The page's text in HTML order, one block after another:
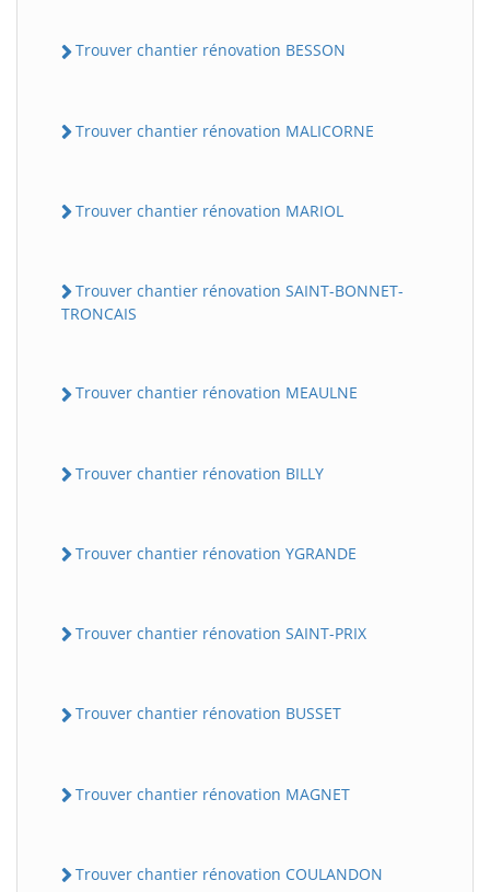
Trouver chantier rénovation BESSON
Trouver chantier rénovation MALICORNE
Trouver chantier rénovation MARIOL
Trouver chantier rénovation SAINT-BONNET-
TRONCAIS
Trouver chantier rénovation MEAULNE
Trouver chantier rénovation BILLY
Trouver chantier rénovation YGRANDE
Trouver chantier rénovation SAINT-PRIX
Trouver chantier rénovation BUSSET
Trouver chantier rénovation MAGNET
Trouver chantier rénovation COULANDON